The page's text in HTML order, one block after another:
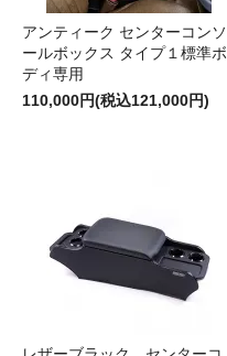
アンティーク センターコンソ
ールボックス タイプ１標準ボ
ディ専用
110,000円(税込121,000円)